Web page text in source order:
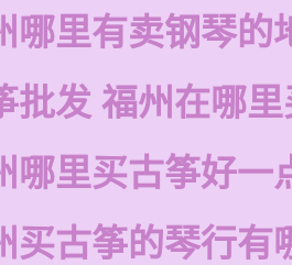
哪里有卖钢琴的
批发 福州在哪
哪里买古筝好一
买古筝的琴行有